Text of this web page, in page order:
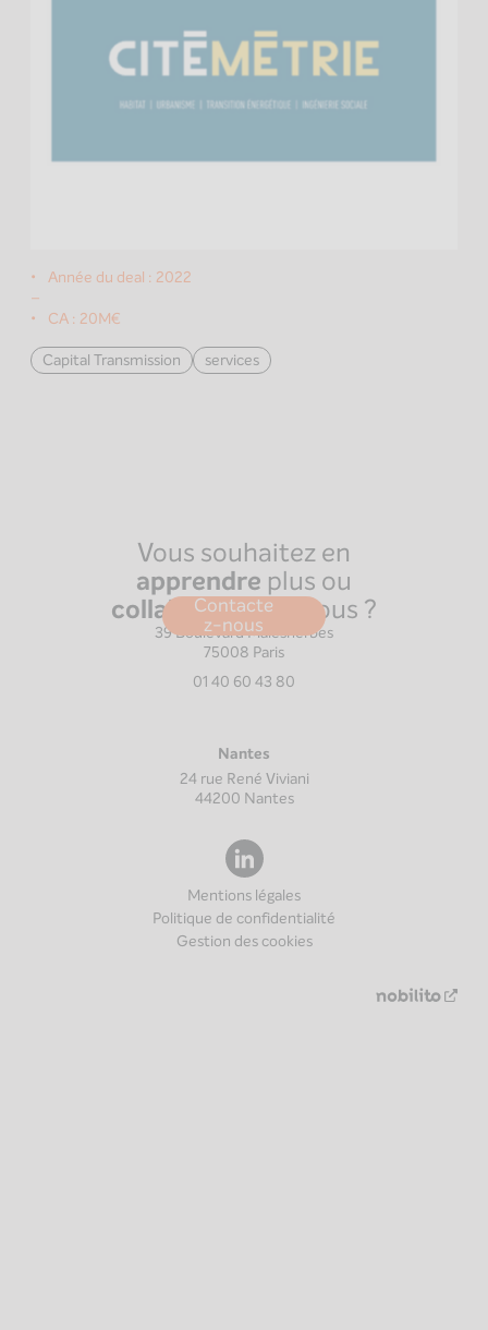
Année du deal : 2022
–
CA : 20M€
Capital Transmission
services
Vous souhaitez en
apprendre plus ou
collaboreravec nous ?
Contacte
z-nous
Paris
39 Boulevard Malesherbes
75008 Paris
01 40 60 43 80
Nantes
24 rue René Viviani
44200 Nantes
Mentions légales
Politique de confidentialité
Gestion des cookies